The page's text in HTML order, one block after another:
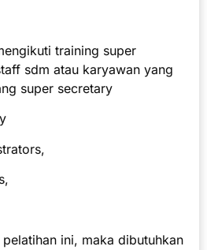
training super
sdm atau karyawan yang
super secretary
ini, maka dibutuhkan